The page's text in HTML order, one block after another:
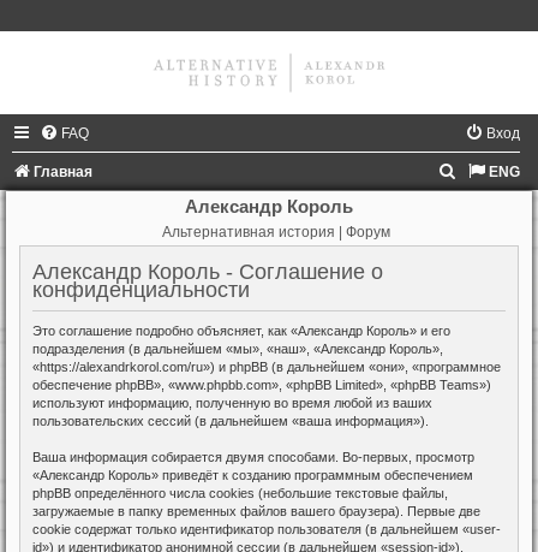
FAQ Вход
Главная ENG
Александр Король
Альтернативная история | Форум
Александр Король - Соглашение о
конфиденциальности
Это соглашение подробно объясняет, как «Александр Король» и его
подразделения (в дальнейшем «мы», «наш», «Александр Король»,
«https://alexandrkorol.com/ru») и phpBB (в дальнейшем «они», «программное
обеспечение phpBB», «www.phpbb.com», «phpBB Limited», «phpBB Teams»)
используют информацию, полученную во время любой из ваших
пользовательских сессий (в дальнейшем «ваша информация»).
Ваша информация собирается двумя способами. Во-первых, просмотр
«Александр Король» приведёт к созданию программным обеспечением
phpBB определённого числа cookies (небольшие текстовые файлы,
загружаемые в папку временных файлов вашего браузера). Первые две
cookie содержат только идентификатор пользователя (в дальнейшем «user-
id») и идентификатор анонимной сессии (в дальнейшем «session-id»),